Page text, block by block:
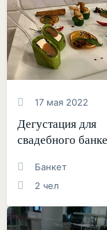
17 мая 2022
Дегустация для
свадебного
Банкет
2 чел